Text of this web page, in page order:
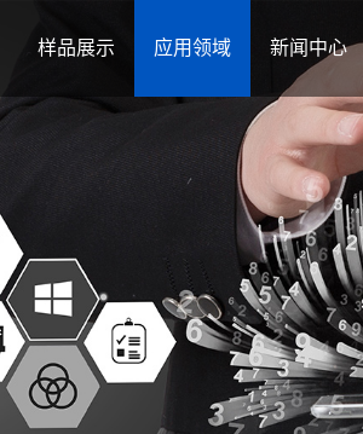
样品展示 应用领域 新闻中心